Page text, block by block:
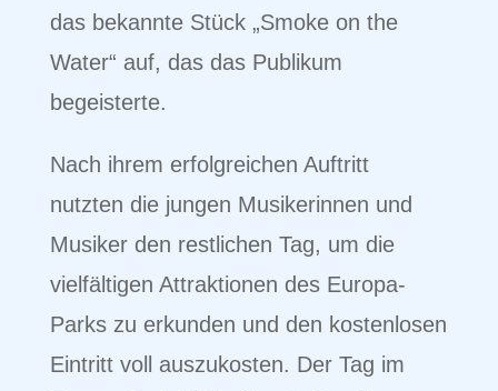
das bekannte Stück „Smoke on the
Water“ auf, das das Publikum
begeisterte.
Nach ihrem erfolgreichen Auftritt
nutzten die jungen Musikerinnen und
Musiker den restlichen Tag, um die
vielfältigen Attraktionen des Europa-
Parks zu erkunden und den kostenlosen
Eintritt voll auszukosten. Der Tag im